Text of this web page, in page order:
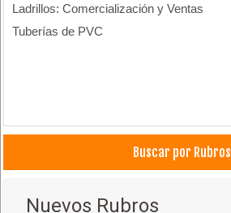
Ladrillos: Comercialización y Ventas
Tuberías de PVC
Buscar por Rubros
Nuevos Rubros